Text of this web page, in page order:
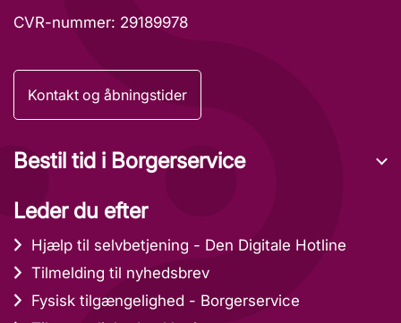
CVR-nummer: 29189978
Kontakt og åbningstider
Bestil tid i Borgerservice
Leder du efter
Hjælp til selvbetjening - Den Digitale Hotline
Tilmelding til nyhedsbrev
Fysisk tilgængelighed - Borgerservice